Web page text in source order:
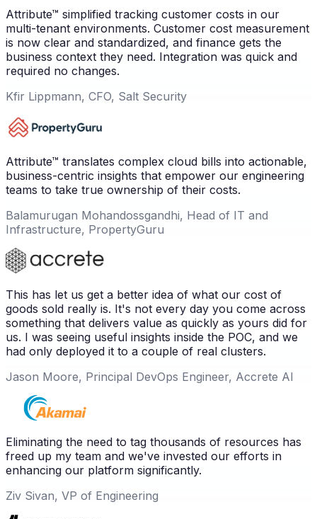
Attribute™ simplified tracking customer costs in our
multi-tenant environments. Customer cost measurement
is now clear and standardized, and finance gets the
business context they need. Integration was quick and
required no changes.
Kfir Lippmann, CFO, Salt Security
Attribute™ translates complex cloud bills into actionable,
business-centric insights that empower our engineering
teams to take true ownership of their costs.
Balamurugan Mohandossgandhi, Head of IT and
Infrastructure, PropertyGuru
This has let us get a better idea of what our cost of
goods sold really is. It's not every day you come across
something that delivers value as quickly as yours did for
us. I was seeing useful insights inside the POC, and we
had only deployed it to a couple of real clusters.
Jason Moore, Principal DevOps Engineer, Accrete AI
Eliminating the need to tag thousands of resources has
freed up my team and we've invested our efforts in
enhancing our platform significantly.
Ziv Sivan, VP of Engineering